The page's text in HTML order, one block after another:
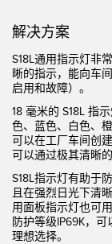
色标、颜色和荧
拾取指示灯传感
温度传感器
检测阵列和宽光
状态监测传感器
无线状态监测传
振动传感器
相关链接
冲洗
IO-Link
解决方案
S18L通用指示灯非
晰的指示，能向车
启用和故障）。
18 毫米的 S18L 指
色、蓝色、白色、
可以在工厂车间创
可以通过极其清晰
S18L指示灯有助于
且在强烈日光下清
用面板指示灯也可
防护等级IP69K，
理想选择。